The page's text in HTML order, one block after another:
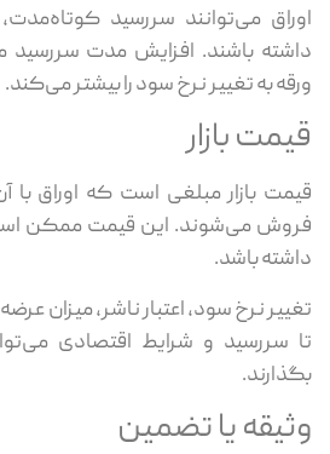
اوراق می‌توانند سررسید
داشته باشند. افزایش مدت
ورقه به تغییر نرخ سود را بیشتر می‌کند.
قیمت بازار
قیمت بازار مبلغی است که اوراق با
فروش می‌شوند. این قیمت ممکن
داشته باشد.
تغییر نرخ سود، اعتبار ناشر، میزان
تا سررسید و شرایط اقتصادی
بگذارند.
وثیقه یا تضمین